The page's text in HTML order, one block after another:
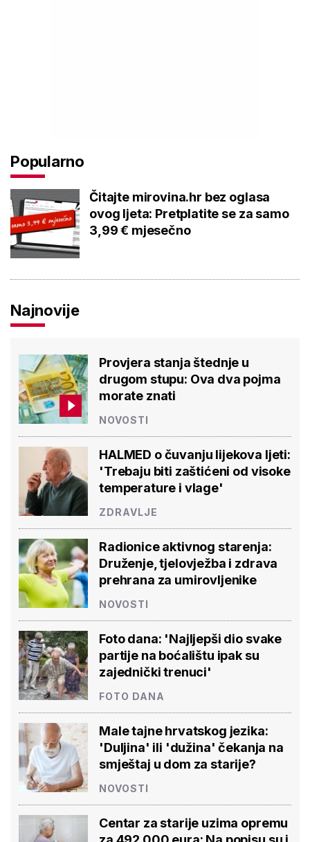
Popularno
Čitajte mirovina.hr bez oglasa
ovog ljeta: Pretplatite se za samo
3,99 € mjesečno
Najnovije
Provjera stanja štednje u
drugom stupu: Ova dva pojma
morate znati
NOVOSTI
HALMED o čuvanju lijekova ljeti:
'Trebaju biti zaštićeni od visoke
temperature i vlage'
ZDRAVLJE
Radionice aktivnog starenja:
Druženje, tjelovježba i zdrava
prehrana za umirovljenike
NOVOSTI
Foto dana: 'Najljepši dio svake
partije na boćalištu ipak su
zajednički trenuci'
FOTO DANA
Male tajne hrvatskog jezika:
'Duljina' ili 'dužina' čekanja na
smještaj u dom za starije?
NOVOSTI
Centar za starije uzima opremu